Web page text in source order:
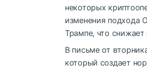
некоторых
изменения подхода
Трампе, что снижает
В письме от
который создает